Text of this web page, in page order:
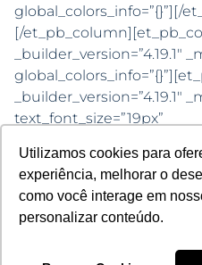
Utilizamos cookies para
experiência, melhorar o
como você interage em
personalizar conteúdo.
global_colors_info=”{}”][/
[/
_builder_version=”4.19.1″
_builder_version=”4.19.1″
text_font_size=”19px”
global_colors_info=”{}”]
Agradecemos também a
sua equipe envolvida